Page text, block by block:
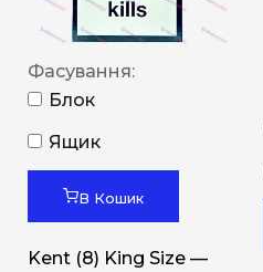
Фасування:
Блок
Ящик
В Кошик
Kent (8) King Size —